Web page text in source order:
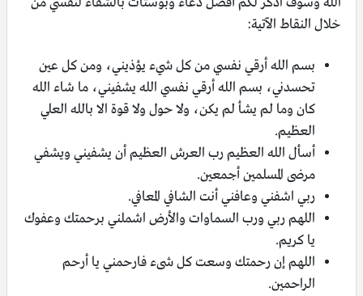
خلال النقاط الآتية:
بسم الله أرقي نفسي من كل شيء يؤذيني، ومن كل عين
تحسدني، بسم الله أرقي نفسي الله يشفيني، ما شاء الله
كان وما لم يشأ لم يكن، ولا حول ولا قوة الا بالله العلي
العظيم.
أسأل الله العظيم رب العرش العظيم أن يشفيني ويشفي
مرضى المسلمين أجمعين.
ربي اشفني وعافني أنت الشافي المعافي.
اللهم ربي ورب السماوات والأرض اشملني برحمتك وعفوك
يا كريم.
اللهم إن رحمتك وسعت كل شىء فارحمني يا أرحم
الراحمين.